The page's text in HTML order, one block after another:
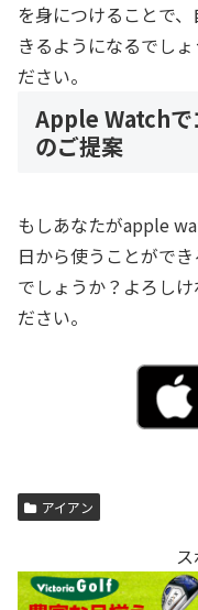
を身につけることで
きるようになるでし
ださい。
Apple Watchで
のご提案
もしあなたがapple
日から使うことがで
でしょうか？よろし
ださい。
アイアン